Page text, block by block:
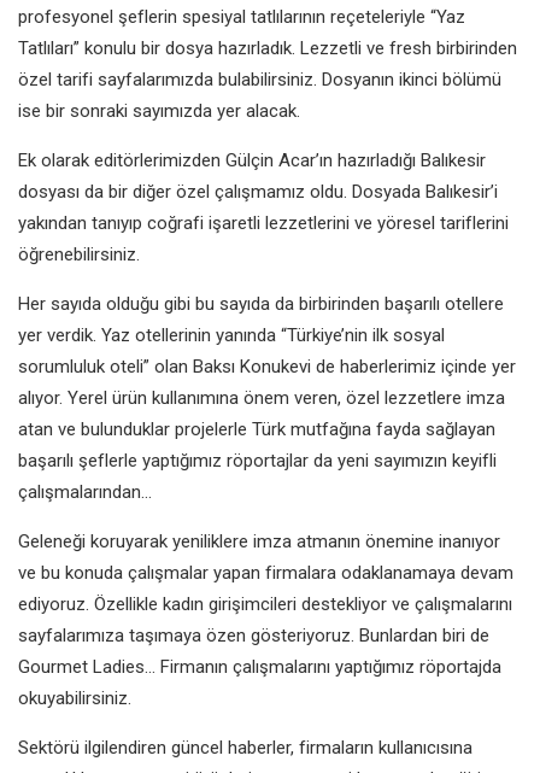
profesyonel şeflerin spesiyal tatlılarının reçeteleriyle “Yaz
Tatlıları” konulu bir dosya hazırladık. Lezzetli ve fresh birbirinden
özel tarifi sayfalarımızda bulabilirsiniz. Dosyanın ikinci bölümü
ise bir sonraki sayımızda yer alacak.
Ek olarak editörlerimizden Gülçin Acar’ın hazırladığı Balıkesir
dosyası da bir diğer özel çalışmamız oldu. Dosyada Balıkesir’i
yakından tanıyıp coğrafi işaretli lezzetlerini ve yöresel tariflerini
öğrenebilirsiniz.
Her sayıda olduğu gibi bu sayıda da birbirinden başarılı otellere
yer verdik. Yaz otellerinin yanında “Türkiye’nin ilk sosyal
sorumluluk oteli” olan Baksı Konukevi de haberlerimiz içinde yer
alıyor. Yerel ürün kullanımına önem veren, özel lezzetlere imza
atan ve bulunduklar projelerle Türk mutfağına fayda sağlayan
başarılı şeflerle yaptığımız röportajlar da yeni sayımızın keyifli
çalışmalarından…
Geleneği koruyarak yeniliklere imza atmanın önemine inanıyor
ve bu konuda çalışmalar yapan firmalara odaklanamaya devam
ediyoruz. Özellikle kadın girişimcileri destekliyor ve çalışmalarını
sayfalarımıza taşımaya özen gösteriyoruz. Bunlardan biri de
Gourmet Ladies… Firmanın çalışmalarını yaptığımız röportajda
okuyabilirsiniz.
Sektörü ilgilendiren güncel haberler, firmaların kullanıcısına